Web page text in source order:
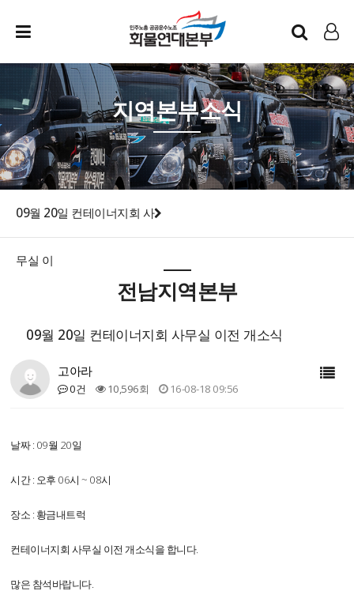
인트라넷
LOG IN
지역본부소식
09월 20일 컨테이너지회 사
무실 이
전남지역본부
09월 20일 컨테이너지회 사무실 이전 개소식
고아라
0건 10,596회 16-08-18 09:56
날짜 : 09월 20일
시간 : 오후 06시 ~ 08시
장소 : 황금내트럭
컨테이너지회 사무실 이전 개소식을 합니다.
많은 참석바랍니다.